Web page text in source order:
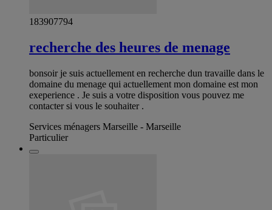
183907794
recherche des heures de menage
bonsoir je suis actuellement en recherche dun travaille dans le
domaine du menage qui actuellement mon domaine est mon
exeperience . Je suis a votre disposition vous pouvez me
contacter si vous le souhaiter .
Services ménagers Marseille - Marseille
Particulier